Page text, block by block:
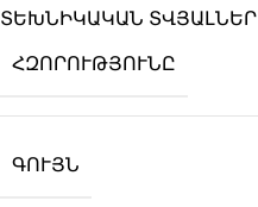
ՏԵԽՆԻԿԱԿԱՆ ՏՎՅԱԼՆԵՐ
ՀԶՈՐՈՒԹՅՈՒՆԸ
ԳՈՒՅՆ